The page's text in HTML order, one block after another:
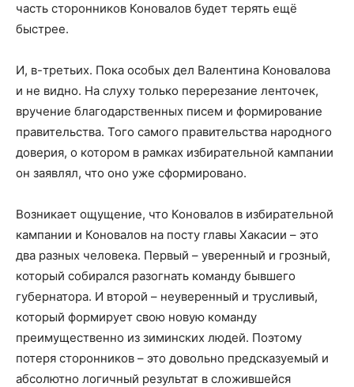
часть сторонников Коновалов будет терять ещё
быстрее.
И, в-третьих. Пока особых дел Валентина Коновалова
и не видно. На слуху только перерезание ленточек,
вручение благодарственных писем и формирование
правительства. Того самого правительства народного
доверия, о котором в рамках избирательной кампании
он заявлял, что оно уже сформировано.
Возникает ощущение, что Коновалов в избирательной
кампании и Коновалов на посту главы Хакасии – это
два разных человека. Первый – уверенный и грозный,
который собирался разогнать команду бывшего
губернатора. И второй – неуверенный и трусливый,
который формирует свою новую команду
преимущественно из зиминских людей. Поэтому
потеря сторонников – это довольно предсказуемый и
абсолютно логичный результат в сложившейся